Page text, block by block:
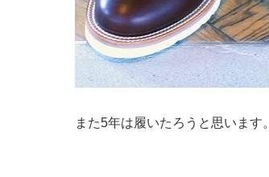
また5年は履いたろうと思います。